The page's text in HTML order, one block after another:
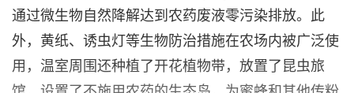
通过微生物自然降解达到农药废液零污染排放。此
外，黄纸、诱虫灯等生物防治措施在农场内被广泛使
用，温室周围还种植了开花植物带，放置了昆虫旅